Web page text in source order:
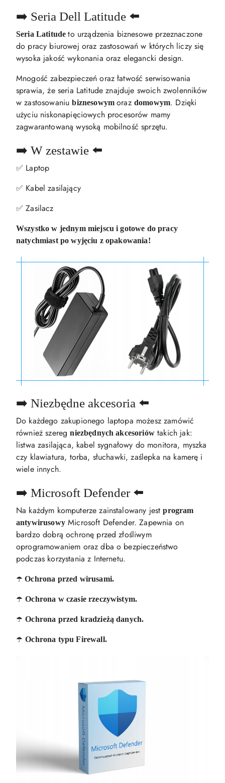
➡️ Seria Dell Latitude ⬅️
Seria Latitudeto urządzenia biznesowe przeznaczone
do pracy biurowej oraz zastosowań w których liczy się
wysoka jakość wykonania oraz elegancki design.
Mnogość zabezpieczeń oraz łatwość serwisowania
sprawia, że seria Latitude znajduje swoich zwolenników
w zastosowaniubiznesowymoraz domowym. Dzięki
użyciu niskonapięciowych procesorów mamy
zagwarantowaną wysoką mobilność sprzętu.
➡️ W zestawie ⬅️
✅ Laptop
✅ Kabel zasilający
✅ Zasilacz
Wszystko w jednym miejscu i gotowe do pracy
natychmiast po wyjęciu z opakowania!
➡️ Niezbędne akcesoria ⬅️
Do każdego zakupionego laptopa możesz zamówić
również szeregniezbędnych akcesoriówtakich jak:
listwa zasilająca, kabel sygnałowy do monitora, myszka
czy klawiatura, torba, słuchawki, zaślepka na kamerę i
wiele innych.
➡️ Microsoft Defender ⬅️
Na każdym komputerze zainstalowany jestprogram
antywirusowyMicrosoft Defender. Zapewnia on
bardzo dobrą ochronę przed złośliwym
oprogramowaniem oraz dba o bezpieczeństwo
podczas korzystania z Internetu.
☂️ Ochrona przed wirusami.
☂️Ochrona w czasie rzeczywistym.
☂️Ochrona przed kradzieżą danych.
☂️Ochrona typu Firewall.